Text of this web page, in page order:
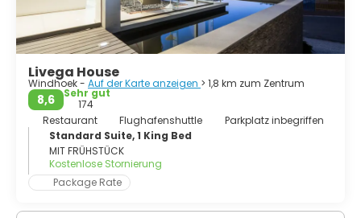
Livega House
Windhoek - Auf der Karte anzeigen > 1,8 km zum Zentrum
8,6
Sehr gut
174
Restaurant
Flughafenshuttle
Parkplatz inbegriffen
Standard Suite, 1 King Bed
MIT FRÜHSTÜCK
Kostenlose Stornierung
Package Rate